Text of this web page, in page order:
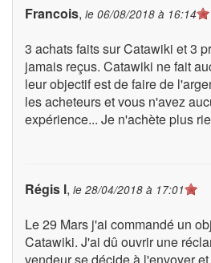
Francois, le 06/08/2018 à 16:14
3 achats faits sur Catawiki et 3
jamais reçus. Catawiki ne fait
leur objectif est de faire de
les acheteurs et vous n'avez
expérience... Je n'achète plus
Régis l, le 28/04/2018 à 17:01
Le 29 Mars j'ai commandé un
Catawiki. J'ai dû ouvrir une